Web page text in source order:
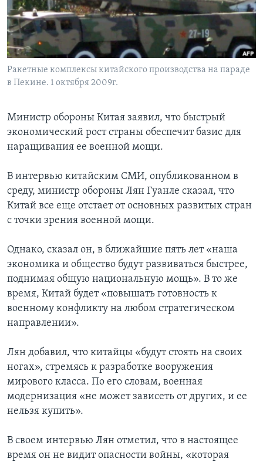
Learning English
СОЦИАЛЬНЫЕ СЕТИ
Ракетные комплексы китайского производства на параде
в Пекине. 1 октября 2009г.
Министр обороны Китая заявил, что быстрый
экономический рост страны обеспечит базис для
наращивания ее военной мощи.
В интервью китайским СМИ, опубликованном в
среду, министр обороны Лян Гуанле сказал, что
Китай все еще отстает от основных развитых стран
с точки зрения военной мощи.
Однако, сказал он, в ближайшие пять лет «наша
экономика и общество будут развиваться быстрее,
поднимая общую национальную мощь». В то же
время, Китай будет «повышать готовность к
военному конфликту на любом стратегическом
направлении».
Лян добавил, что китайцы «будут стоять на своих
ногах», стремясь к разработке вооружения
мирового класса. По его словам, военная
модернизация «не может зависеть от других, и ее
нельзя купить».
В своем интервью Лян отметил, что в настоящее
время он не видит опасности войны, «которая